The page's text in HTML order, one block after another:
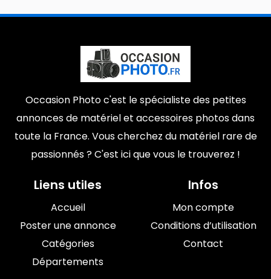
Occasion Photo c'est le spécialiste des petites
annonces de matériel et accessoires photos dans
toute la France. Vous cherchez du matériel rare de
passionnés ? C'est ici que vous le trouverez !
Liens utiles
Accueil
Poster une annonce
Catégories
Départements
Infos
Mon compte
Conditions d’utilisation
Contact